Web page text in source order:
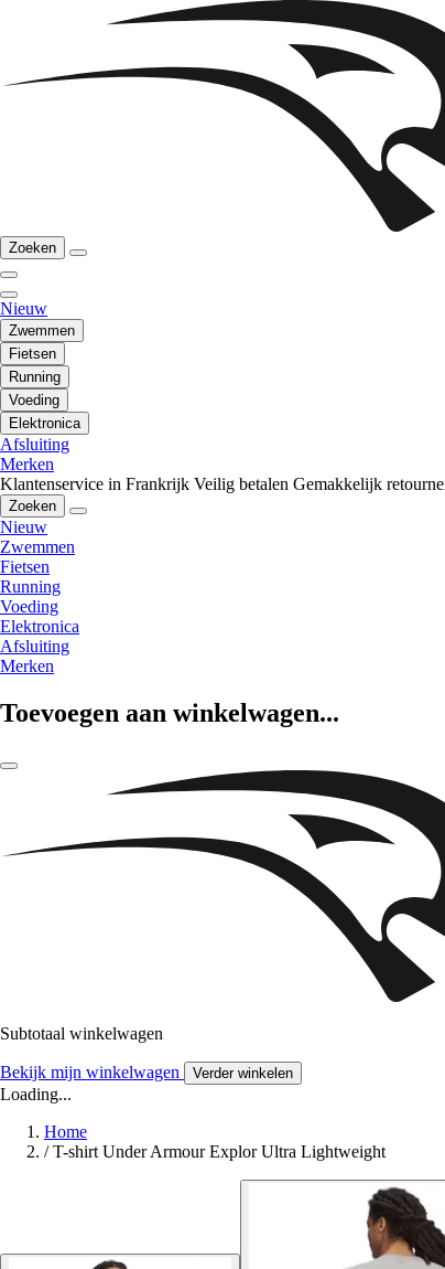
Zoeken
Nieuw
Zwemmen
Fietsen
Running
Voeding
Elektronica
Afsluiting
Merken
Klantenservice in Frankrijk Veilig betalen Gemakkelijk
Zoeken
Nieuw
Zwemmen
Fietsen
Running
Voeding
Elektronica
Afsluiting
Merken
Toevoegen aan winkelwagen...
Subtotaal winkelwagen
Bekijk mijn winkelwagen Verder winkelen
Loading...
Home
/ T-shirt Under Armour Explor Ultra Lightweight